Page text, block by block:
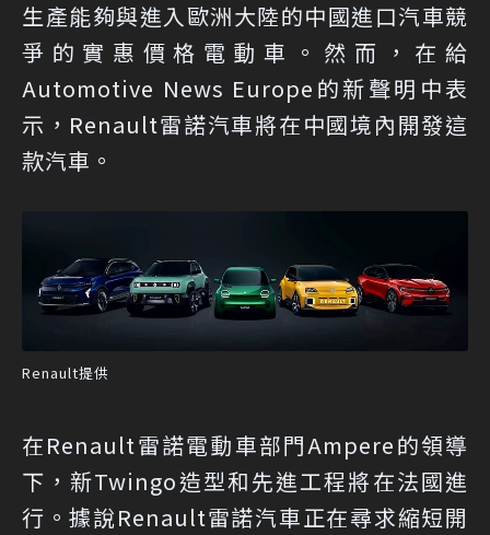
生產能夠與進入歐洲大陸的中國進口汽車競
爭的實惠價格電動車。然而，在給
Automotive News Europe的新聲明中表
示，Renault雷諾汽車將在中國境內開發這
款汽車。
Renault提供
在Renault雷諾電動車部門Ampere的領導
下，新Twingo造型和先進工程將在法國進
行。據說Renault雷諾汽車正在尋求縮短開